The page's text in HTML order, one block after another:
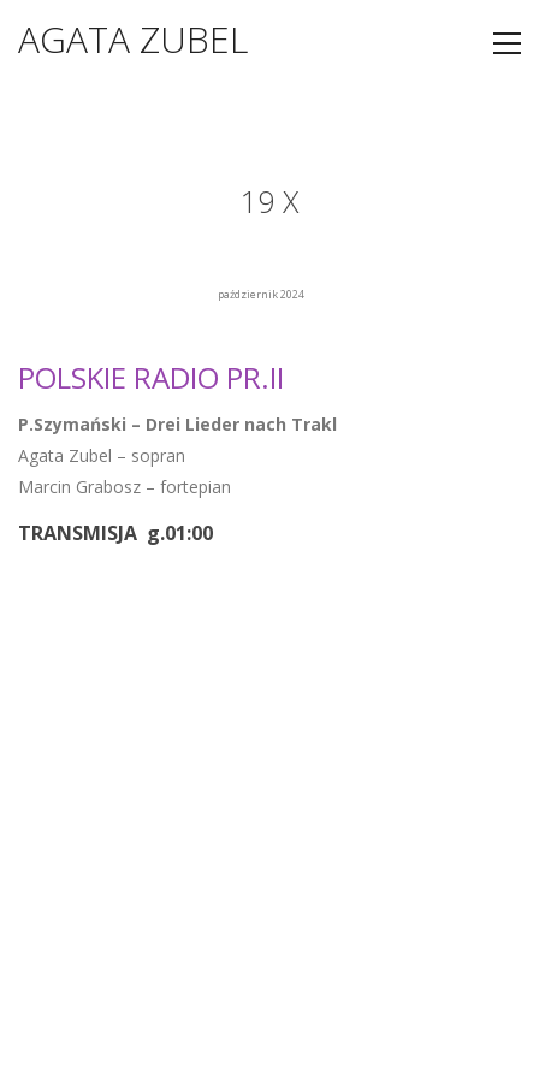
AGATA ZUBEL
19 X
październik 2024
POLSKIE RADIO PR.II
P.Szymański – Drei Lieder nach Trakl
Agata Zubel – sopran
Marcin Grabosz – fortepian
TRANSMISJA g.01:00